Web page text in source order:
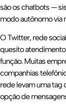
são os chatbots —
modo autônomo via
O Twitter, rede
quesito
função. Muitas
companhias
rede levam uma tag
opção de